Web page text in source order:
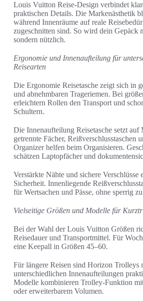
Louis Vuitton Reise-Design verbindet
praktischen Details. Die Markenästhetik
während Innenräume auf reale
zugeschnitten sind. So wird dein Gepäck
sondern nützlich.
Ergonomie und Innenaufteilung für
Reisearten
Die Ergonomie Reisetasche zeigt sich in
und abnehmbaren Trageriemen. Bei
erleichtern Rollen den Transport und
Schultern.
Die Innenaufteilung Reisetasche setzt auf
getrennte Fächer, Reißverschlusstaschen
Organizer helfen beim Organisieren.
schätzen Laptopfächer und
Verstärkte Nähte und sichere Verschlüsse
Sicherheit. Innenliegende
für Wertsachen und Pässe, ohne sperrig
Vielseitige Größen und Modelle für
Bei der Wahl der Louis Vuitton Größen
Reisedauer und Transportmittel. Für
eine Keepall in Größen 45–60.
Für längere Reisen sind Horizon Trolleys
unterschiedlichen Innenaufteilungen
Modelle kombinieren Trolley-Funktion
oder erweiterbarem Volumen.